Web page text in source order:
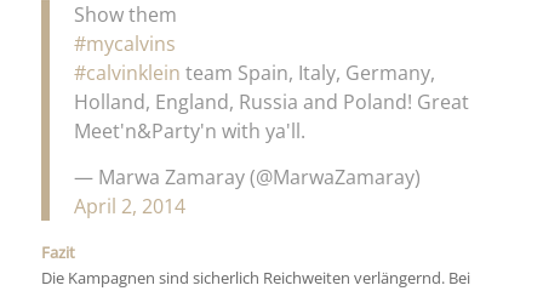
Show them
#mycalvins
#calvinklein team Spain, Italy, Germany,
Holland, England, Russia and Poland! Great
Meet'n&Party'n with ya'll.
— Marwa Zamaray (@MarwaZamaray)
April 2, 2014
Fazit
Die Kampagnen sind sicherlich Reichweiten verlängernd. Bei